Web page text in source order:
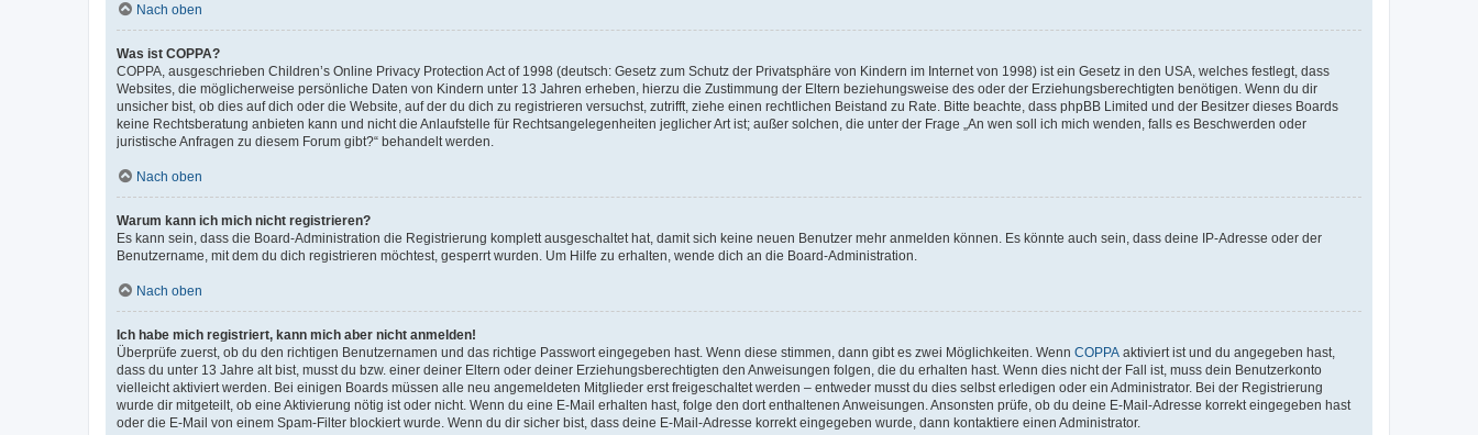
Nach oben
Was ist COPPA?
COPPA, ausgeschrieben Children’s Online Privacy Protection Act of 1998 (deutsch: Gesetz zum Schutz der Privatsphäre von Kindern im Internet von 1998) ist ein Gesetz in den USA, welches festlegt, dass
Websites, die möglicherweise persönliche Daten von Kindern unter 13 Jahren erheben, hierzu die Zustimmung der Eltern beziehungsweise des oder der Erziehungsberechtigten benötigen. Wenn du dir
unsicher bist, ob dies auf dich oder die Website, auf der du dich zu registrieren versuchst, zutrifft, ziehe einen rechtlichen Beistand zu Rate. Bitte beachte, dass phpBB Limited und der Besitzer dieses Boards
keine Rechtsberatung anbieten kann und nicht die Anlaufstelle für Rechtsangelegenheiten jeglicher Art ist; außer solchen, die unter der Frage „An wen soll ich mich wenden, falls es Beschwerden oder
juristische Anfragen zu diesem Forum gibt?“ behandelt werden.
Nach oben
Warum kann ich mich nicht registrieren?
Es kann sein, dass die Board-Administration die Registrierung komplett ausgeschaltet hat, damit sich keine neuen Benutzer mehr anmelden können. Es könnte auch sein, dass deine IP-Adresse oder der
Benutzername, mit dem du dich registrieren möchtest, gesperrt wurden. Um Hilfe zu erhalten, wende dich an die Board-Administration.
Nach oben
Ich habe mich registriert, kann mich aber nicht anmelden!
Überprüfe zuerst, ob du den richtigen Benutzernamen und das richtige Passwort eingegeben hast. Wenn diese stimmen, dann gibt es zwei Möglichkeiten. Wenn COPPA aktiviert ist und du angegeben hast,
dass du unter 13 Jahre alt bist, musst du bzw. einer deiner Eltern oder deiner Erziehungsberechtigten den Anweisungen folgen, die du erhalten hast. Wenn dies nicht der Fall ist, muss dein Benutzerkonto
vielleicht aktiviert werden. Bei einigen Boards müssen alle neu angemeldeten Mitglieder erst freigeschaltet werden – entweder musst du dies selbst erledigen oder ein Administrator. Bei der Registrierung
wurde dir mitgeteilt, ob eine Aktivierung nötig ist oder nicht. Wenn du eine E-Mail erhalten hast, folge den dort enthaltenen Anweisungen. Ansonsten prüfe, ob du deine E-Mail-Adresse korrekt eingegeben hast
oder die E-Mail von einem Spam-Filter blockiert wurde. Wenn du dir sicher bist, dass deine E-Mail-Adresse korrekt eingegeben wurde, dann kontaktiere einen Administrator.